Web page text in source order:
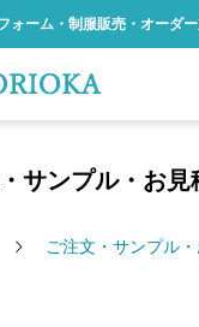
ォーム・制服販売・オーダ
サンプル・お見
ご注文・サンプル